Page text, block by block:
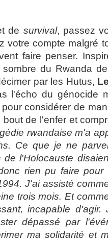
de survival, passez
votre compte malgré
faire penser.
du Rwanda
par les Hutus,
l'écho du génocide
considérer de
de l'enfer et
rwandaise m'a
Ce que je ne
de l'Holocauste
rien pu faire
J'ai assisté
trois mois. Et
incapable d'agir.
dépassé par
ma solidarité et